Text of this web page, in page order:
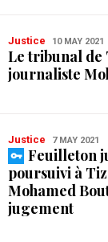
Justice 10 MAY 2021
Le tribunal de
journaliste
Justice 7 MAY 2021
Feuilleton
poursuivi à
Mohamed
jugement